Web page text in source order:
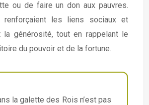
ou de faire un don aux pauvres.
renforçaient les liens sociaux et
la générosité, tout en rappelant le
du pouvoir et de la fortune.
la galette des Rois n’est pas